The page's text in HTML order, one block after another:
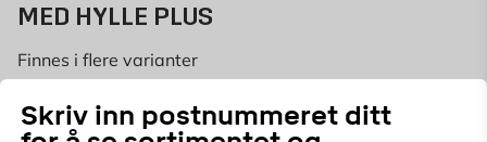
Skriv inn postnummeret ditt
MED HYLLE PLUS
Finnes i flere varianter